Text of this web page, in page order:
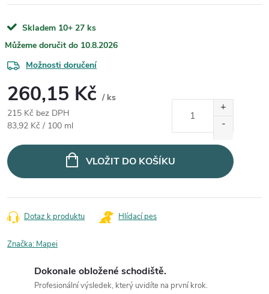
Skladem 10+ 27 ks
10.8.2026
Možnosti doručení
260,15 Kč / ks
215 Kč bez DPH
Měrná cena:
83,92 Kč / 100 ml
VLOŽIT DO KOŠÍKU
Dotaz k produktu Hlídací pes
Značka: Mapei
Dokonale obložené schodiště.
Profesionální výsledek, který uvidíte na první krok.